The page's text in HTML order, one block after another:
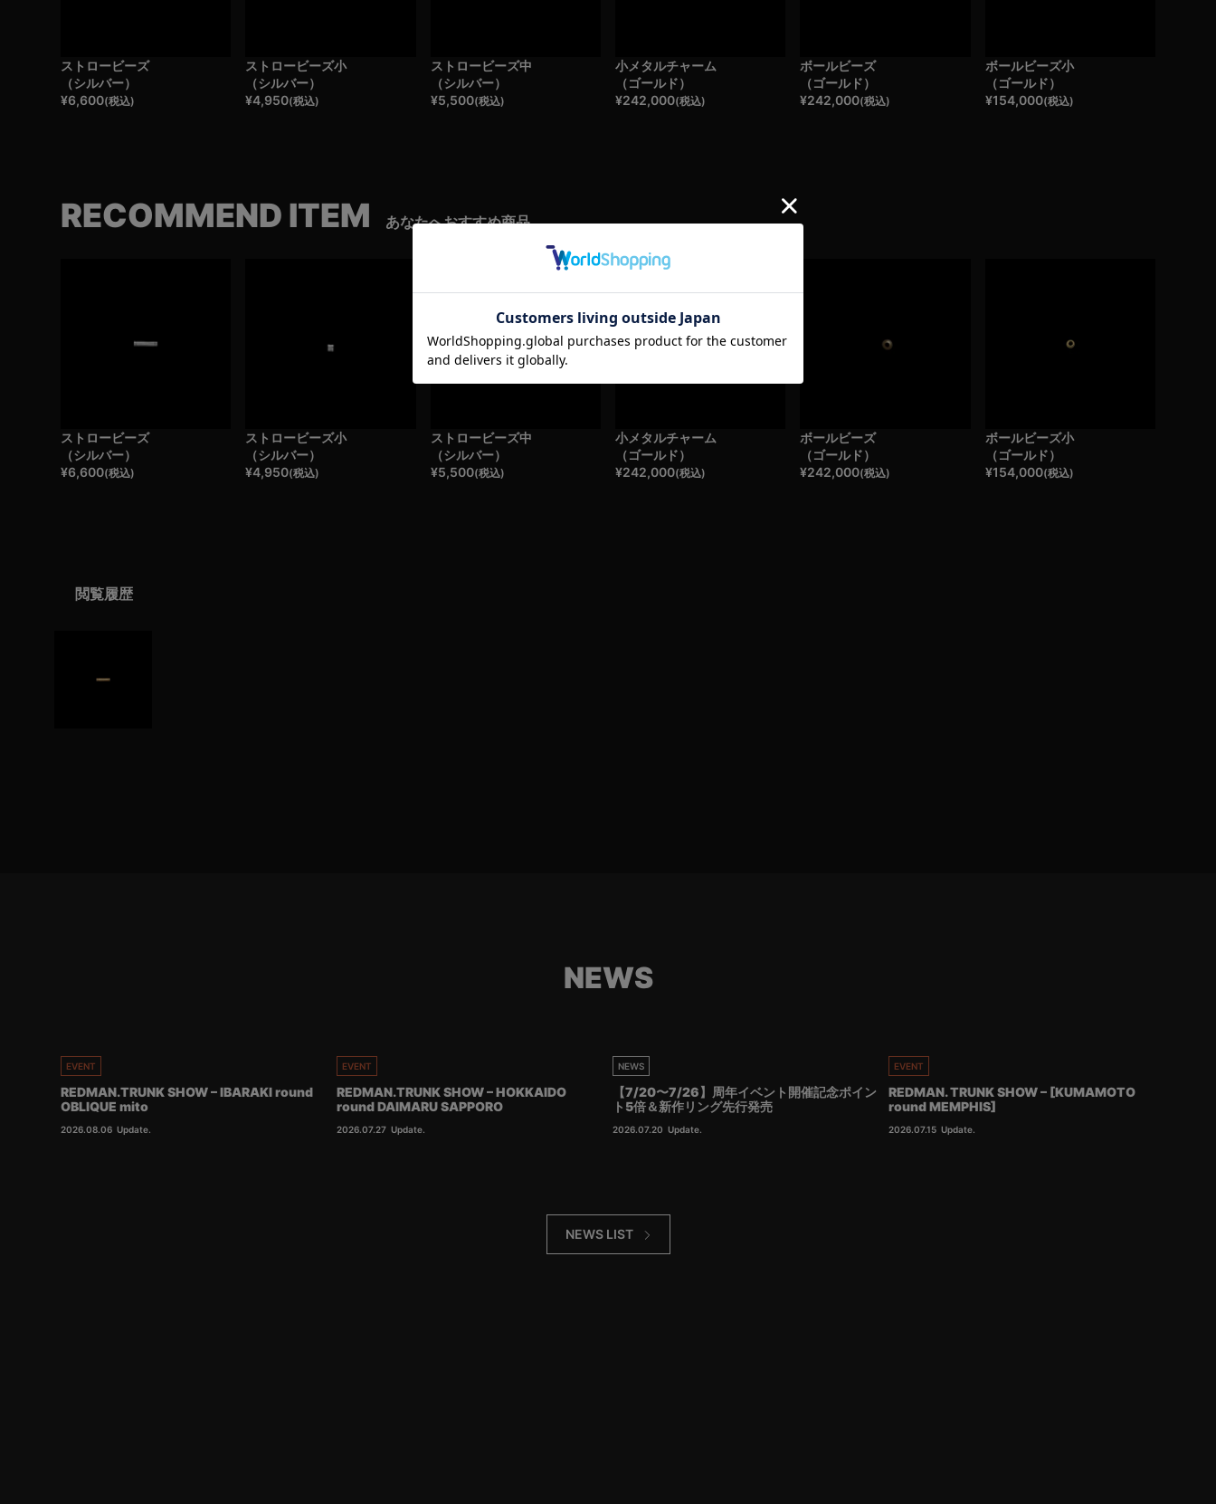
ストロービーズ
（シルバー）
¥6,600(税込)
ストロービーズ小
（シルバー）
¥4,950(税込)
ストロービーズ中
（シルバー）
¥5,500(税込)
小メタルチャーム
（ゴールド）
¥242,000(税込)
ボールビーズ
（ゴールド）
¥242,000(税込)
ボールビーズ小
（ゴールド）
¥154,000(税込)
RECOMMEND ITEM あなたへおすすめ商品
ストロービーズ
（シルバー）
¥6,600(税込)
ストロービーズ小
（シルバー）
¥4,950(税込)
ストロービーズ中
（シルバー）
¥5,500(税込)
小メタルチャーム
（ゴールド）
¥242,000(税込)
ボールビーズ
（ゴールド）
¥242,000(税込)
ボールビーズ小
（ゴールド）
¥154,000(税込)
閲覧履歴
NEWS
EVENT
REDMAN.TRUNK SHOW – IBARAKI round
OBLIQUE mito
2026.08.06 Update.
EVENT
REDMAN.TRUNK SHOW – HOKKAIDO
round DAIMARU SAPPORO
2026.07.27 Update.
NEWS
【7/20〜7/26】周年イベント開催記念ポイン
ト5倍＆新作リング先行発売
2026.07.20 Update.
EVENT
REDMAN. TRUNK SHOW – [KUMAMOTO
round MEMPHIS]
2026.07.15 Update.
NEWS LIST